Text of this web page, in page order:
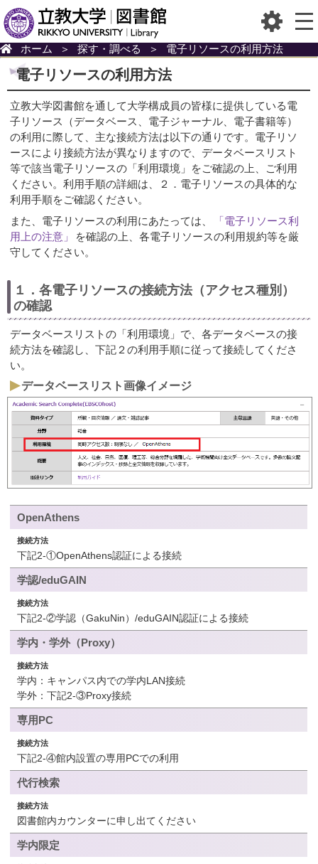
ホーム ＞ 探す・調べる ＞ 電子リソースの利用方法
電子リソースの利用方法
立教大学図書館を通して大学構成員の皆様に提供している電
子リソース（データベース、電子ジャーナル、電子書籍等）
の利用に際して、主な接続方法は以下の通りです。電子リソ
ースにより接続方法が異なりますので、データベースリスト
等で該当電子リソースの「利用環境」をご確認の上、ご利用
ください。利用手順の詳細は、２．電子リソースの具体的な
利用手順をご確認ください。
また、電子リソースの利用にあたっては、
「電子リソース利
用上の注意」
を確認の上、各電子リソースの利用規約等を厳
守してください。
１．各電子リソースの接続方法（アクセス種別）
の確認
データベースリストの「利用環境」で、各データベースの接
続方法を確認し、下記２の利用手順に従って接続してくださ
い。
データベースリスト画像イメージ
OpenAthens
下記2-①OpenAthens認証による接続
学認/eduGAIN
下記2-②学認（GakuNin）/eduGAIN認証による接続
学内・学外（Proxy）
学内：キャンパス内での学内LAN接続
学外：下記2-③Proxy接続
専用PC
下記2-④館内設置の専用PCでの利用
代行検索
図書館内カウンターに申し出てください
学内限定